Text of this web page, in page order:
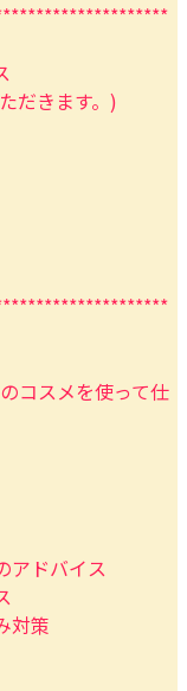
だきます。)
コスメを使って仕
アドバイス
対策